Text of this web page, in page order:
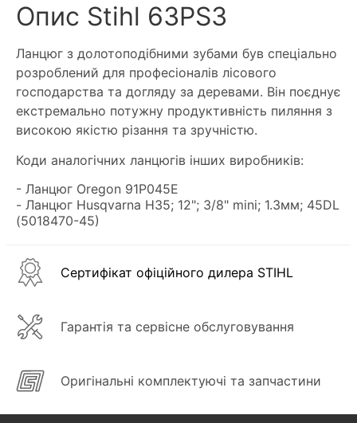
Опис Stihl 63PS3
Ланцюг з долотоподібними зубами був спеціально
розроблений для професіоналів лісового
господарства та догляду за деревами. Він поєднує
екстремально потужну продуктивність пиляння з
високою якістю різання та зручністю.
Коди аналогічних ланцюгів інших виробників:
- Ланцюг Oregon 91P045E
- Ланцюг Husqvarna Н35; 12"; 3/8" mini; 1.3мм; 45DL
(5018470-45)
Сертифікат офіційного дилера STIHL
Гарантія та сервісне обслуговування
Оригінальні комплектуючі та запчастини